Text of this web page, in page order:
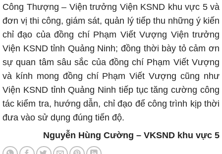
Công Thượng – Viện trưởng Viện KSND khu vực 5 và
đơn vị thi công, giám sát, quản lý tiếp thu những ý kiến
chỉ đạo của đồng chí Phạm Viết Vượng Viện trưởng
Viện KSND tỉnh Quảng Ninh; đồng thời bày tỏ cảm ơn
sự quan tâm sâu sắc của đồng chí Phạm Viết Vượng
và kính mong đồng chí Phạm Viết Vượng cũng như
Viện KSND tỉnh Quảng Ninh tiếp tục tăng cường công
tác kiểm tra, hướng dẫn, chỉ đạo để công trình kịp thời
đưa vào sử dụng đúng tiến độ.
Nguyễn Hùng Cường – VKSND khu vực 5